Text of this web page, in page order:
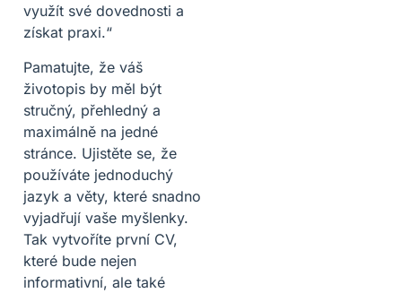
využít své dovednosti a
získat praxi.“
Pamatujte, že váš
životopis by měl být
stručný, přehledný a
maximálně na jedné
stránce. Ujistěte se, že
používáte jednoduchý
jazyk a věty, které snadno
vyjadřují vaše myšlenky.
Tak vytvoříte první CV,
které bude nejen
informativní, ale také